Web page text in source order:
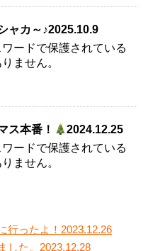
ャカ～♪2025.10.9
ードで保護されている
ません。
ス本番！
2024.12.25
ードで保護されている
ません。
行ったよ！2023.12.26
した。2023.12.28